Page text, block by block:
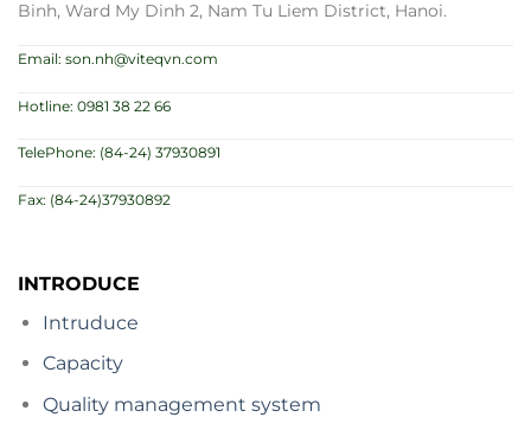
Binh, Ward My Dinh 2, Nam Tu Liem District, Hanoi.
Email: son.nh@viteqvn.com
Hotline: 0981 38 22 66
TelePhone: (84-24) 37930891
Fax: (84-24)37930892
INTRODUCE
Intruduce
Capacity
Quality management system